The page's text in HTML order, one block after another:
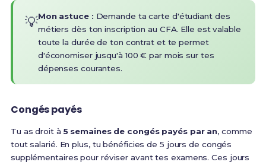
💡Mon astuce : Demande ta carte d'étudiant des
métiers dès ton inscription au CFA. Elle est valable
toute la durée de ton contrat et te permet
d'économiser jusqu'à 100 € par mois sur tes
dépenses courantes.
Congés payés
Tu as droit à 5 semaines de congés payés par an, comme
tout salarié. En plus, tu bénéficies de 5 jours de congés
supplémentaires pour réviser avant tes examens. Ces jours